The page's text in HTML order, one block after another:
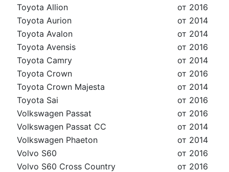
Toyota Allion
от 2016
Toyota Aurion
от 2014
Toyota Avalon
от 2014
Toyota Avensis
от 2016
Toyota Camry
от 2014
Toyota Crown
от 2016
Toyota Crown Majesta
от 2014
Toyota Sai
от 2016
Volkswagen Passat
от 2016
Volkswagen Passat CC
от 2014
Volkswagen Phaeton
от 2014
Volvo S60
от 2016
Volvo S60 Cross Country
от 2016